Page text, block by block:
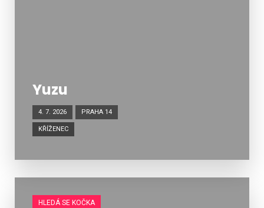
Yuzu
4. 7. 2026 PRAHA 14
KŘÍŽENEC
HLEDÁ SE KOČKA